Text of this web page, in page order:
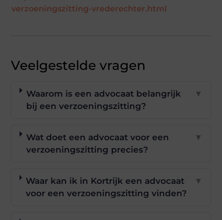
verzoeningszitting-vrederechter.html
Veelgestelde vragen
Waarom is een advocaat belangrijk
bij een verzoeningszitting?
▼
Wat doet een advocaat voor een
verzoeningszitting precies?
▼
Waar kan ik in Kortrijk een advocaat
voor een verzoeningszitting vinden?
▼